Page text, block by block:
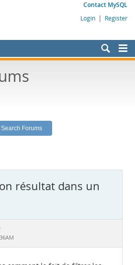
Contact MySQL
Login | Register
résultat dans un